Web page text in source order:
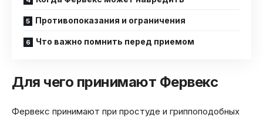
Противопоказания и ограничения
Что важно помнить перед приемом
Для чего принимают Фервекс
Фервекс принимают при простуде и гриппоподобных